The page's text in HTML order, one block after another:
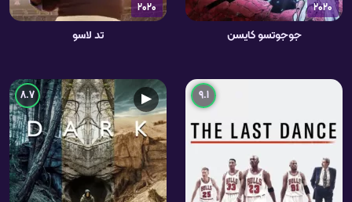
2020
جوجوتسو کایسن
2020
تد لاسو
9.1
▶
8.7